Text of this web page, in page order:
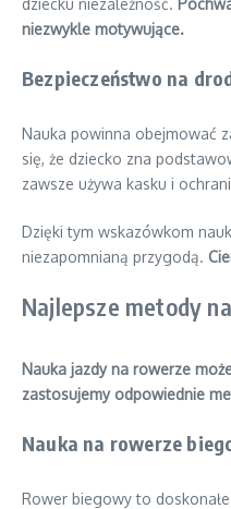
dziecku niezależność.
niezwykle motywujące.
Bezpieczeństwo na
Nauka powinna obejmować
się, że dziecko zna
zawsze używa kasku i
Dzięki tym wskazówkom
niezapomnianą przygodą.
Najlepsze metody
Nauka jazdy na rowerze
zastosujemy odpowiednie
Nauka na rowerze
Rower biegowy to